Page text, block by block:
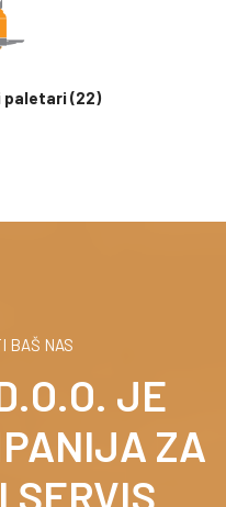
paletari(22)
BAŠ NAS
JE
ZA
SERVIS